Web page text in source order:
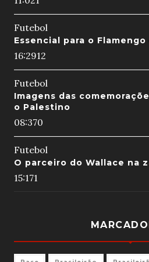
Futebol
Essencial para o Flamengo
16:2912
Futebol
Imagens das
o Palestino
08:370
Futebol
O parceiro do Wallace na
15:171